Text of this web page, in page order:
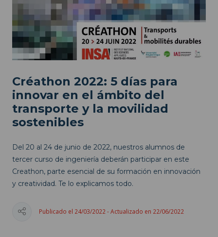
Créathon 2022: 5 días para
innovar en el ámbito del
transporte y la movilidad
sostenibles
Del 20 al 24 de junio de 2022, nuestros alumnos de
tercer curso de ingeniería deberán participar en este
Creathon, parte esencial de su formación en innovación
y creatividad. Te lo explicamos todo.
Publicado el 24/03/2022 - Actualizado en 22/06/2022